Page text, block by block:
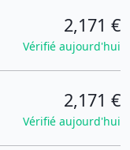
2,171 €
Vérifié aujourd'hui
2,171 €
Vérifié aujourd'hui